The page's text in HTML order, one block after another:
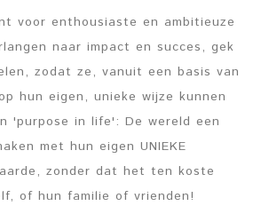
voor enthousiaste en ambitieuze
naar impact en succes, gek
zodat ze, vanuit een basis van
hun eigen, unieke wijze kunnen
'purpose in life': De wereld een
met hun eigen UNIEKE
zonder dat het ten koste
of hun familie of vrienden!